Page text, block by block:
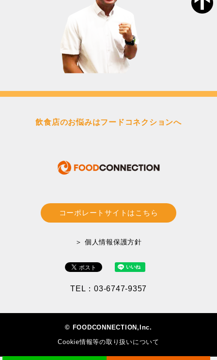
飲食店のお悩みはフードコネクションへ
コーポレートサイトはこちら
＞ 個人情報保護方針
TEL：03-6747-9357
© FOODCONNECTION,Inc.
Cookie情報等の取り扱いについて